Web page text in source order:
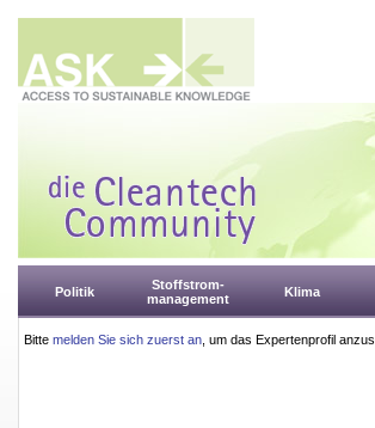
Politik
Stoffstrom-
management
Klima
Bitte melden Sie sich zuerst an , um das Expertenprofil